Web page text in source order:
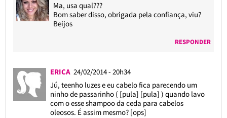
Ma, usa qual???
Bom saber disso, obrigada pela confiança, viu?
Beijos
RESPONDER
ERICA 24/02/2014 - 20h34
Jú, teenho luzes e eu cabelo fica parecendo um
ninho de passarinho ( [pula] [pula] ) quando lavo
com o esse shampoo da ceda para cabelos
oleosos. É assim mesmo? [ops]